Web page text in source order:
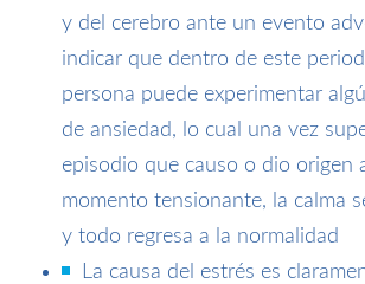
y del cerebro ante un evento
indicar que dentro de este
persona puede experimentar
de ansiedad, lo cual una vez
episodio que causo o dio origen
momento tensionante, la calma
y todo regresa a la normalidad
La causa del estrés es